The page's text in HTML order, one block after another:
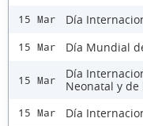
15 Mar Día
15 Mar Día Mundial
15 Mar
Día
Neonatal y
15 Mar Día